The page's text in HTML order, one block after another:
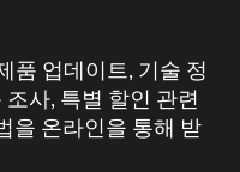
품 업데이트, 기술 정
사, 특별 할인 관련
을 온라인을 통해 받